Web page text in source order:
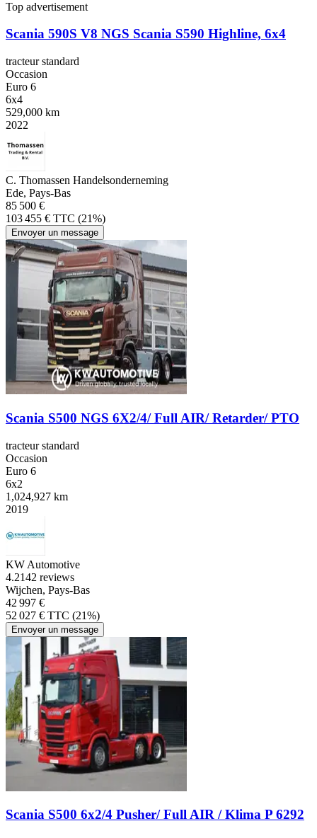
Top advertisement
Scania 590S V8 NGS Scania S590 Highline, 6x4
tracteur standard
Occasion
Euro 6
6x4
529,000 km
2022
C. Thomassen Handelsonderneming
Ede, Pays-Bas
85 500 €
103 455 € TTC (21%)
Envoyer un message
Scania S500 NGS 6X2/4/ Full AIR/ Retarder/ PTO
tracteur standard
Occasion
Euro 6
6x2
1,024,927 km
2019
KW Automotive
4.2142 reviews
Wijchen, Pays-Bas
42 997 €
52 027 € TTC (21%)
Envoyer un message
Scania S500 6x2/4 Pusher/ Full AIR / Klima P 6292